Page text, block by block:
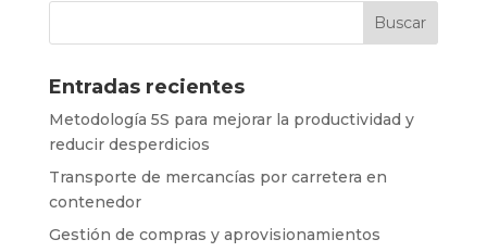
Entradas recientes
Metodología 5S para mejorar la productividad y
reducir desperdicios
Transporte de mercancías por carretera en
contenedor
Gestión de compras y aprovisionamientos